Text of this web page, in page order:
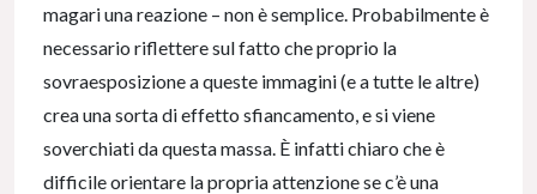
magari una reazione – non è semplice. Probabilmente è
necessario riflettere sul fatto che proprio la
sovraesposizione a queste immagini (e a tutte le altre)
crea una sorta di effetto sfiancamento, e si viene
soverchiati da questa massa. È infatti chiaro che è
difficile orientare la propria attenzione se c’è una